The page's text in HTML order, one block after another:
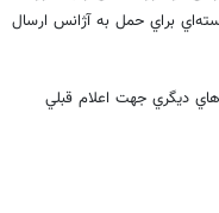
براي حمل به آژانس ارسال
ديگري جهت اعلام قبلي